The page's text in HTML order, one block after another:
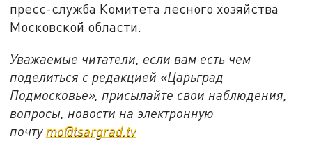
пресс-служба Комитета лесного хозяйства
Московской области.
Уважаемые читатели, если вам есть чем
поделиться с редакцией «Царьград
Подмосковье», присылайте свои наблюдения,
вопросы, новости на электронную
почту mo@tsargrad.tv